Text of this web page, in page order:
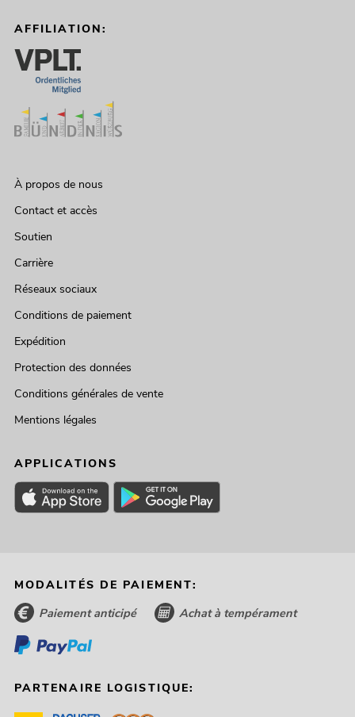
AFFILIATION:
À propos de nous
Contact et accès
Soutien
Carrière
Réseaux sociaux
Conditions de paiement
Expédition
Protection des données
Conditions générales de vente
Mentions légales
APPLICATIONS
MODALITÉS DE PAIEMENT:
Paiement anticipé Achat à tempérament
PARTENAIRE LOGISTIQUE: